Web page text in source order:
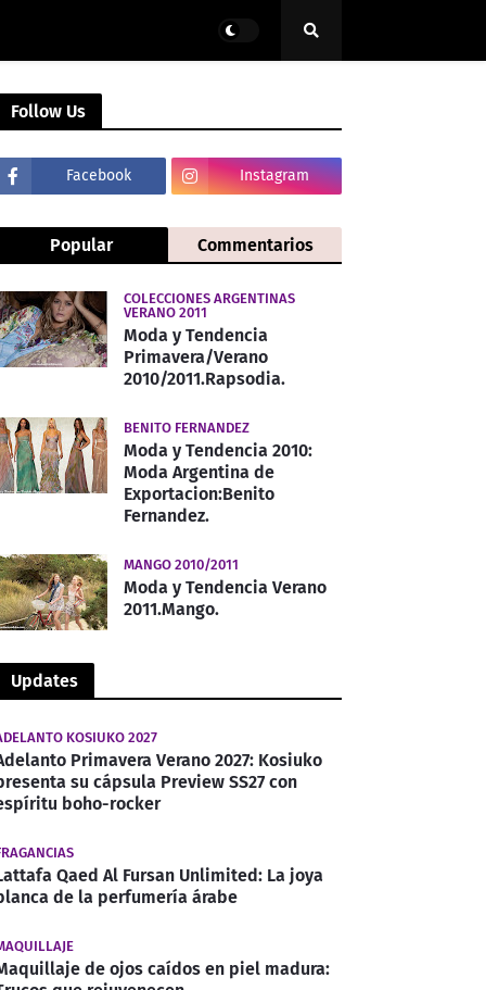
Follow Us
Facebook Instagram
Popular Commentarios
COLECCIONES ARGENTINAS
VERANO 2011
Moda y Tendencia
Primavera/Verano
2010/2011.Rapsodia.
BENITO FERNANDEZ
Moda y Tendencia 2010:
Moda Argentina de
Exportacion:Benito
Fernandez.
MANGO 2010/2011
Moda y Tendencia Verano
2011.Mango.
Updates
KOSIUKO 2027
Primavera Verano 2027: Kosiuko
su cápsula Preview SS27 con
boho-rocker
Qaed Al Fursan Unlimited: La joya
de la perfumería árabe
de ojos caídos en piel madura: